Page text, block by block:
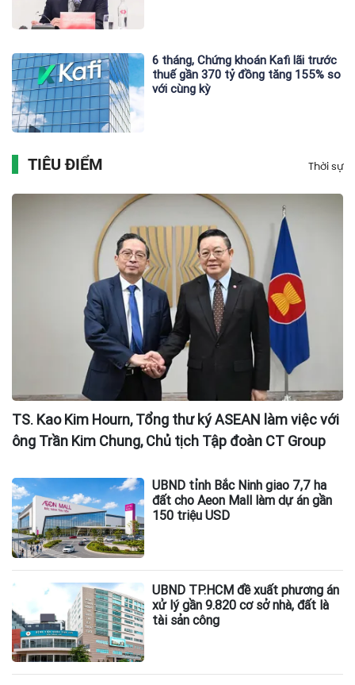
6 tháng, Chứng khoán Kafi lãi trước
thuế gần 370 tỷ đồng tăng 155% so
với cùng kỳ
TIÊU ĐIỂM Thời sự
TS. Kao Kim Hourn, Tổng thư ký ASEAN làm việc với
ông Trần Kim Chung, Chủ tịch Tập đoàn CT Group
UBND tỉnh Bắc Ninh giao 7,7 ha
đất cho Aeon Mall làm dự án gần
150 triệu USD
UBND TP.HCM đề xuất phương án
xử lý gần 9.820 cơ sở nhà, đất là
tài sản công